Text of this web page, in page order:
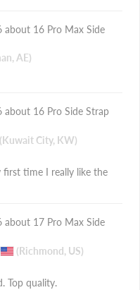
16 Pro Max Side
AE)
16 Pro Side Strap
(Kuwait City, KW)
time I really like the
17 Pro Max Side
(Richmond, US)
Top quality.